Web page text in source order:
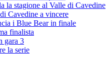
la stagione al Valle di Cavedine
Cavedine a vincere
i Blue Bear in finale
finalista
gara 3
la serie